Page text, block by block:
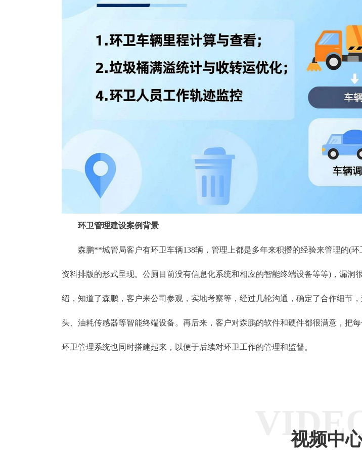
环卫管理建设案例背景
森鹏**城管局客户有环卫车辆138辆，管理上都是多年来积攒的经验来管理的(环
资料排版的形式呈现。公厕目前没有信息化系统和相应的智能终端设备等等)，漏
绍，知道了森鹏，客户来公司参观，实地考察等，经过几轮沟通，确定了合作细节
头、油耗传感器等智能终端设备。再后来，客户对森鹏的软件和硬件都很满意，把
环卫管理系统也同时搭建起来，以便于后续对环卫工作的管理和监督。
视频中